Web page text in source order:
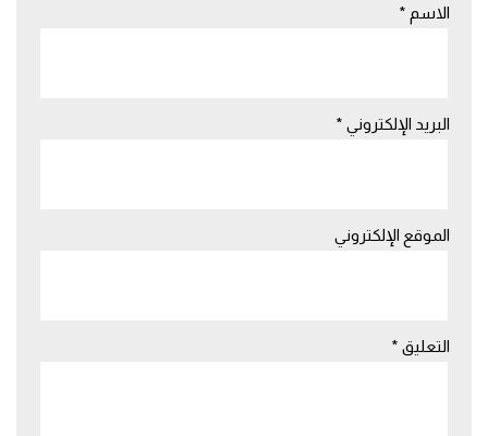
الاسم *
البريد الإلكتروني *
الموقع الإلكتروني
التعليق *